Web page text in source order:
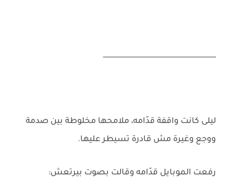
________________________________
ليلى كانت واقفة قدّامه، ملامحها مخلوطة بين صدمة
ووجع وغيرة مش قادرة تسيطر عليها.
رفعت الموبايل قدّامه وقالت بصوت بيرتعش: